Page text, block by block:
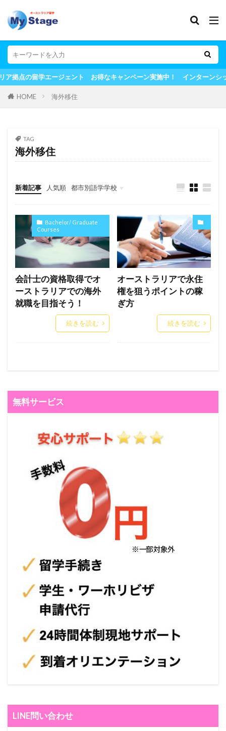
ェント お得なキャンペーン実施中！ インターンシップ、ワーホリ、留
HOME 海外移住
TAG
海外移住
新着記事 人気順 都市別語学学校
Melbourne
Uncategorised
Bachelor/ Graduate
Courses
会計士の資格取得でオ
ーストラリアでの海外
就職を目指そう！
続きを読む
オーストラリアで永住
権を狙うポイントの稼
ぎ方
続きを読む
無料サービス
LINE問い合わせ